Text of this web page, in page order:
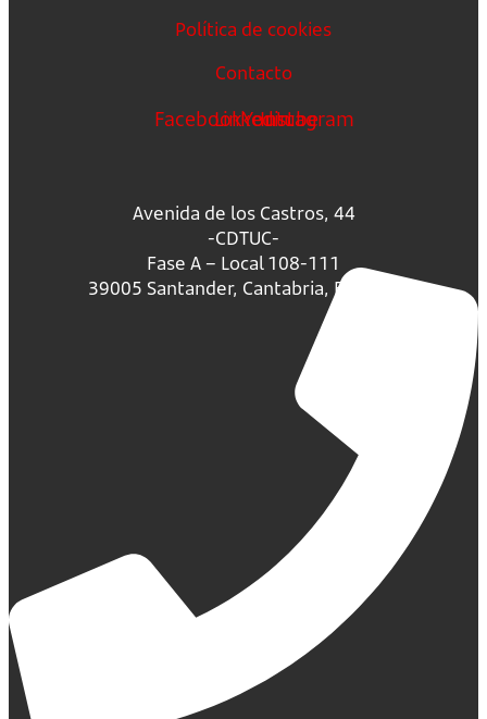
Política de cookies
Contacto
FacebookLinkedin
Youtube
Instagram
Avenida de los Castros, 44
-CDTUC-
Fase A – Local 108-111
39005 Santander, Cantabria, España.